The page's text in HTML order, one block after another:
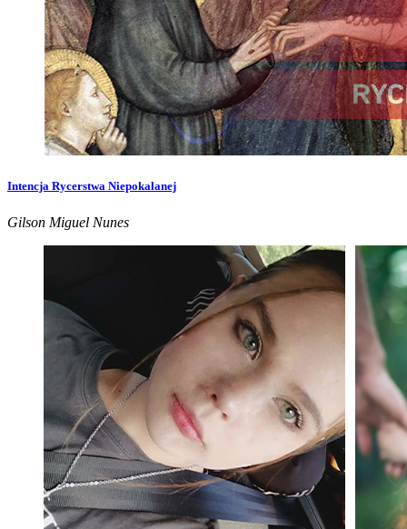
Intencja Rycerstwa Niepokalanej
Gilson Miguel Nunes